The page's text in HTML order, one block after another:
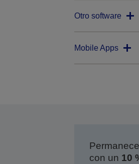
Otro software
Mobile Apps
con un 10